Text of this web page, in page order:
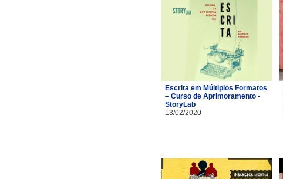
Escrita em Múltiplos Formatos
– Curso de Aprimoramento -
StoryLab
13/02/2020